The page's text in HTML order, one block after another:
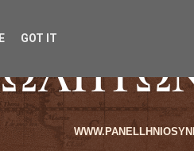
GOT IT